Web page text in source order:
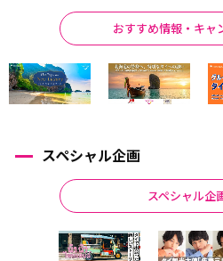
おすすめ情報・キャ
スペシャル企画
スペシャル企